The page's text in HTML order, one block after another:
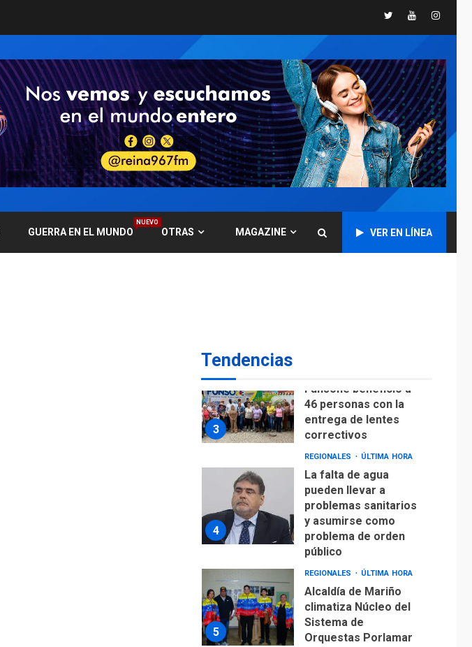
TwitterYoutube
GUERRA EN EL MUNDO
NUEVO
OTRAS MAGAZINE VER EN LÍNEA
Tendencias
financiamiento obras
post-sismos
7
LATINOAMÉRICA Y CARIBE
TITULARES
ÚLTIMA HORA
Atentado con drones
explosivos deja un
policía muerto
POLÍTICA ÚLTIMA HORA
Delcy Rodríguez
Corpoelec y nuevo
3
Funsone benefició a
46 personas con la
entrega de lentes
correctivos
4
REGIONALES ÚLTIMA HORA
La falta de agua
pueden llevar a
problemas sanitarios
y asumirse como
problema de orden
público
5
REGIONALES ÚLTIMA HORA
Alcaldía de Mariño
climatiza Núcleo del
Sistema de
Orquestas Porlamar